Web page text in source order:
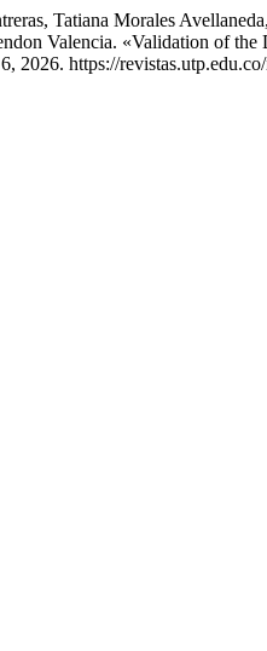
Tatiana Morales
Valencia. «Validation of
2026. https://